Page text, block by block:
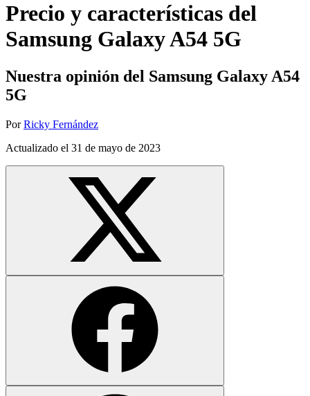
Precio y características del
Samsung Galaxy A54 5G
Nuestra opinión del Samsung Galaxy A54
5G
Por Ricky Fernández
Actualizado el 31 de mayo de 2023